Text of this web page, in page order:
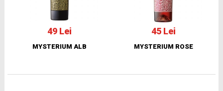
49 Lei
MYSTERIUM ALB
45 Lei
MYSTERIUM ROSE